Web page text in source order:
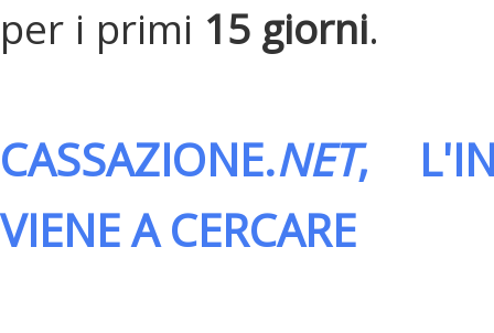
per i primi 15 giorni.
CASSAZIONE.NET,
VIENE A CERCARE